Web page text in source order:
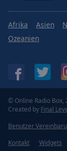
Afrika Asien
Ozeanien
© Online Radio Box,
Created by Final
Benutzer
Kontakt
Widgets